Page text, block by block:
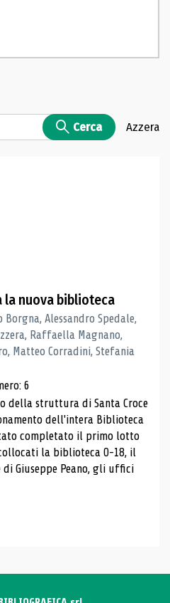
Cerca Azzera
la nuova biblioteca
Alessandro Spedale,
Raffaella Magnano,
Matteo Corradini, Stefania
6
della struttura di Santa Croce
dell'intera Biblioteca
completato il primo lotto
la biblioteca 0-18, il
Giuseppe Peano, gli uffici